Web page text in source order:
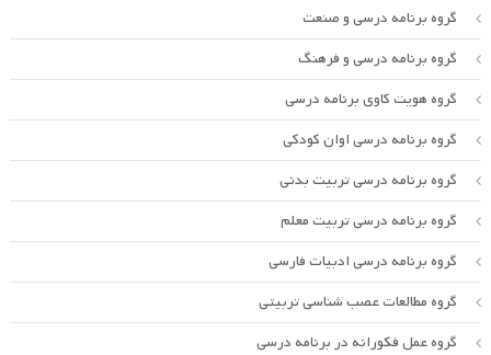
گروه برنامه درسی و صنعت
گروه برنامه درسی و فرهنگ
گروه هویت کاوی برنامه درسی
گروه برنامه درسی اوان کودکی
گروه برنامه درسی تربیت بدنی
گروه برنامه درسی تربیت معلم
گروه برنامه درسی ادبیات فارسی
گروه مطالعات عصب شناسی تربیتی
گروه عمل فکورانه در برنامه درسی